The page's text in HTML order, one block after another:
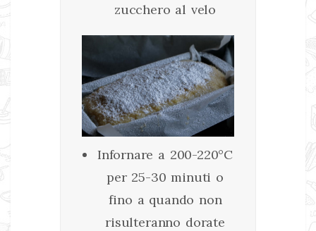
zucchero al velo
Infornare a 200-220°C
per 25-30 minuti o
fino a quando non
risulteranno dorate